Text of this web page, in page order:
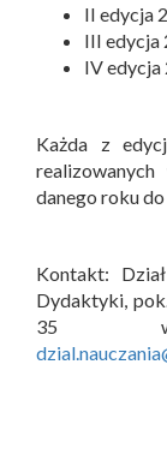
II edycja
III edycja
IV
Każda z
danego roku
Kontakt:
Dydaktyki,
35